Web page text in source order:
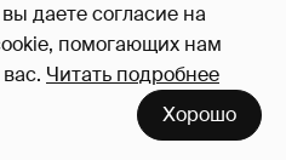
даете согласие на
помогающих нам
Читать подробнее
Хорошо